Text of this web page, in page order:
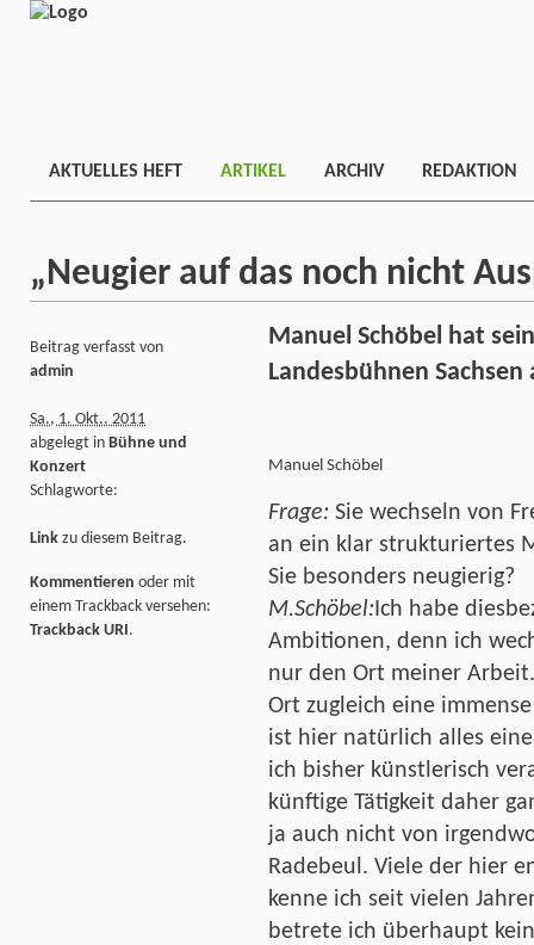
AKTUELLES HEFT ARTIKEL ARCHIV REDAKTION
„Neugier auf das noch nicht
Manuel Schöbel hat
Landesbühnen
Manuel Schöbel
Frage: Sie wechseln von
an ein klar strukturiertes
Sie besonders neugierig?
M.Schöbel: Ich habe
Ambitionen, denn ich
nur den Ort meiner
Ort zugleich eine
ist hier natürlich alles
ich bisher künstlerisch
künftige Tätigkeit daher
ja auch nicht von
Radebeul. Viele der hier
kenne ich seit vielen
betrete ich überhaupt
Beitrag verfasst von
admin
Sa., 1. Okt.. 2011
abgelegt in Bühne und
Konzert
Schlagworte:
Link zu diesem Beitrag.
Kommentieren oder mit
einem Trackback versehen:
Trackback URI.